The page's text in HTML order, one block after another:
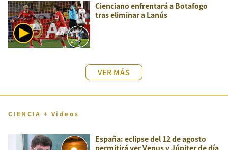
Cienciano enfrentará a Botafogo
tras eliminar a Lanús
VER MÁS
CIENCIA + Videos
España: eclipse del 12 de agosto
permitirá ver Venus y Júpiter de día